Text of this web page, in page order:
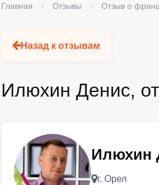
Главная › Отзывы › Отзыв о
Назад к отзывам
Илюхин Денис,
Илюхин
г. Орел